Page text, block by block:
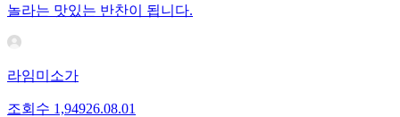
놀라는 맛있는 반찬이 됩니다.
라임미소가
조회수 1,94926.08.01